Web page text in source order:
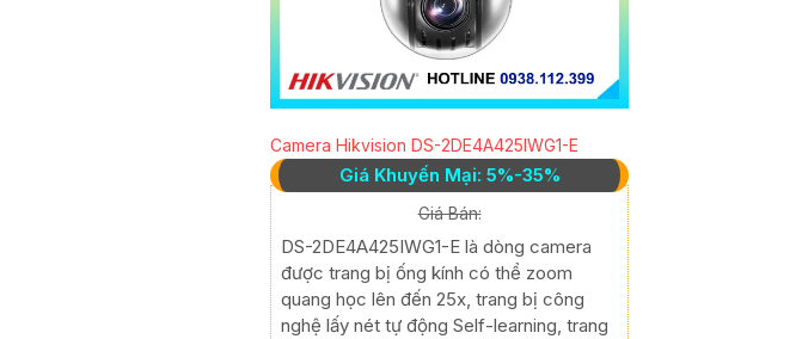
Camera Hikvision DS-2DE4A425IWG1-E
Giá Khuyến Mại: 5%-35%
Giá Bán:
DS-2DE4A425IWG1-E là dòng camera
được trang bị ống kính có thể zoom
quang học lên đến 25x, trang bị công
nghệ lấy nét tự động Self-learning, trang